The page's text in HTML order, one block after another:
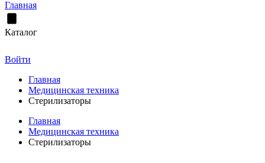
Главная
Каталог
Войти
Главная
Медицинская техника
Стерилизаторы
Главная
Медицинская техника
Стерилизаторы